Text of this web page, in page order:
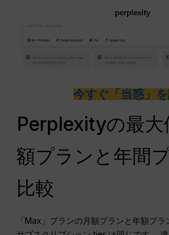
今すぐ「当惑」
Perplexityの最大
額プランと年間
比較
「Max」プランの月額プランと年額プ